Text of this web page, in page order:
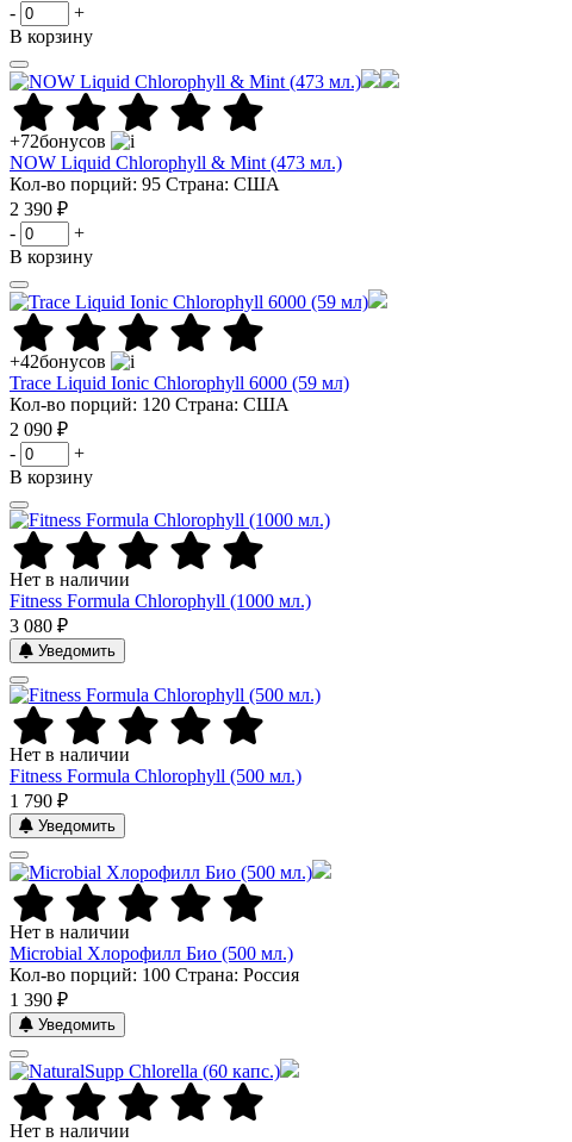
-
+
В корзину
+72бонусов
NOW Liquid Chlorophyll & Mint (473 мл.)
Кол-во порций: 95 Страна: США
2 390 ₽
-
+
В корзину
+42бонусов
Trace Liquid Ionic Chlorophyll 6000 (59 мл)
Кол-во порций: 120 Страна: США
2 090 ₽
-
+
В корзину
Нет в наличии
Fitness Formula Chlorophyll (1000 мл.)
3 080 ₽
Уведомить
Нет в наличии
Fitness Formula Chlorophyll (500 мл.)
1 790 ₽
Уведомить
Нет в наличии
Microbial Хлорофилл Био (500 мл.)
Кол-во порций: 100 Страна: Россия
1 390 ₽
Уведомить
Нет в наличии